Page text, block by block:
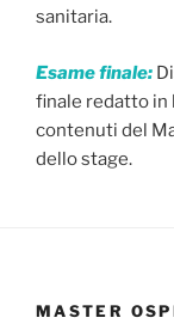
sanitaria.
Esame finale:
finale redatto in
contenuti del
dello stage.
MASTER